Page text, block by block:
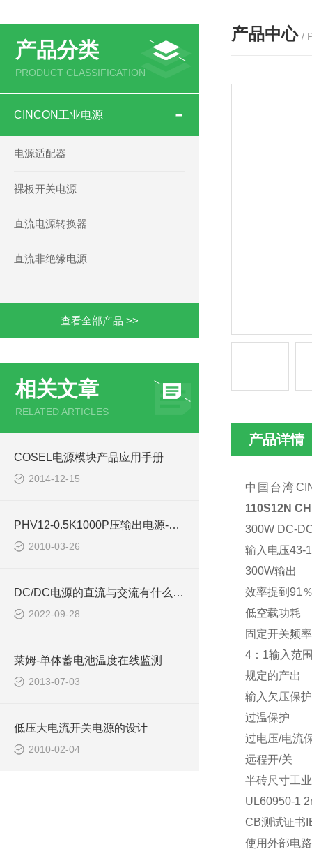
产品分类
PRODUCT CLASSIFICATION
CINCON工业电源
电源适配器
裸板开关电源
直流电源转换器
直流非绝缘电源
查看全部产品 >>
相关文章
RELATED ARTICLES
COSEL电源模块产品应用手册
2014-12-15
PHV12-0.5K1000P压输出电源-西安浩南电子科技
2010-03-26
DC/DC电源的直流与交流有什么区别
2022-09-28
莱姆-单体蓄电池温度在线监测
2013-07-03
低压大电流开关电源的设计
2010-02-04
产品中心 /
产品详情
中国台湾
110S12N
300W DC-
输入电压43-
300W输出
效率提到 91
低空载功耗
固定开关频率
4： 1输入范
规定的产出
输入欠压保护
过温保护
过电压/电流
远程开/关
半砖尺寸工业
UL60950-1
CB测试证书
使用外部电路